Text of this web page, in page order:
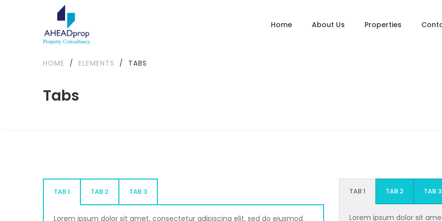
Home About Us Properties
Tabs
HOME / ELEMENTS / TABS
TAB 1 TAB 2 TAB 3
Lorem ipsum dolor sit amet, consectetur adipiscing elit, sed do eiusmod
TAB 1 TAB 2 TAB 3
Lorem ipsum dolor sit